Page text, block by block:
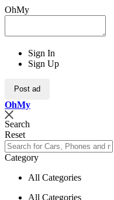
OhMy
Sign In
Sign Up
Post ad
OhMy
Search
Reset
Category
All Categories
All Categories